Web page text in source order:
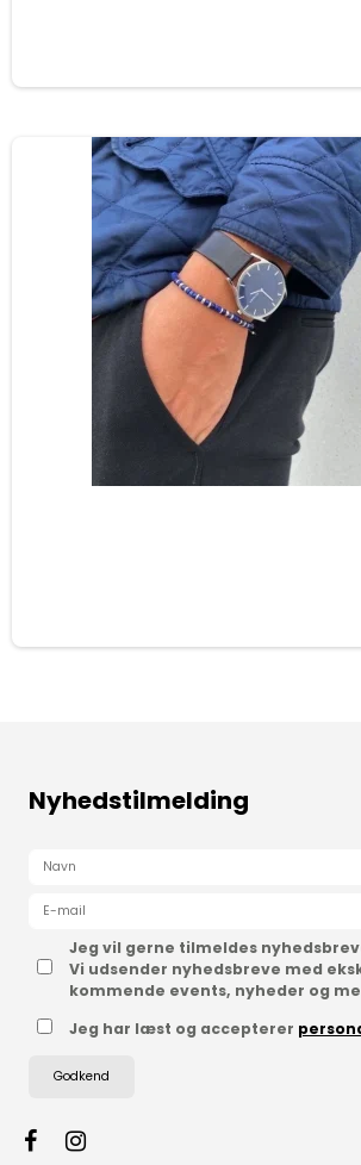
Nyhedstilmelding
Jeg vil gerne tilmeldes
Vi udsender nyhedsbreve med
kommende events, nyheder og
Jeg har læst og accepterer
Godkend